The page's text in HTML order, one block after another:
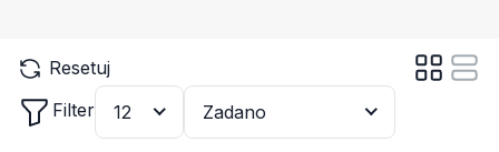
Resetuj
Filter
12 Zadano